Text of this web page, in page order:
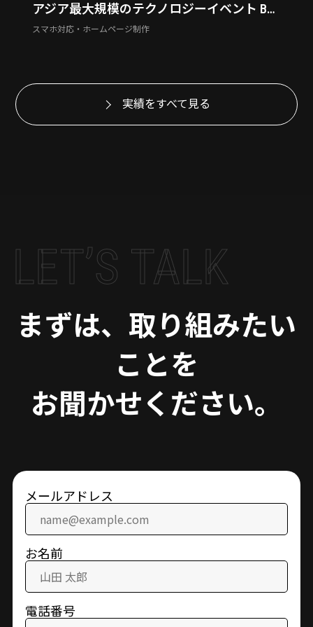
アジア最大規模のテクノロジーイベント BEYOND EXPO
スマホ対応・ホームページ制作
実績をすべて見る
LET’S TALK
まずは、取り組みたい
ことを
お聞かせください。
メールアドレス
お名前
電話番号